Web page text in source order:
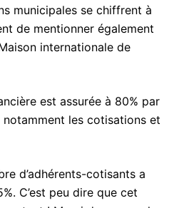
municipales se chiffrent à
de mentionner également
internationale de
est assurée à 80% par
les cotisations et
d’adhérents-cotisants a
C’est peu dire que cet